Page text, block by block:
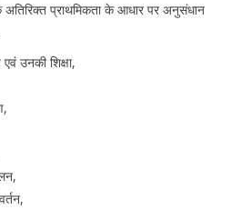
अतिरिक्त प्राथमिकता के आधार पर अनुसंधान
उनकी शिक्षा,